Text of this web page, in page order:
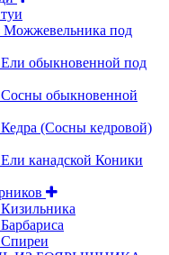
Можжевельника под
обыкновенной под
обыкновенной
(Сосны кедровой)
канадской Коники
Спиреи